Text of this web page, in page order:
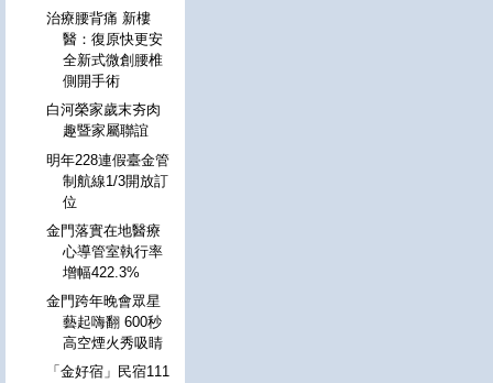
治療腰背痛 新樓
醫：復原快更安
全新式微創腰椎
側開手術
白河榮家歲末夯肉
趣暨家屬聯誼
明年228連假臺金管
制航線1/3開放訂
位
金門落實在地醫療
心導管室執行率
增幅422.3%
金門跨年晚會眾星
藝起嗨翻 600秒
高空煙火秀吸睛
「金好宿」民宿111